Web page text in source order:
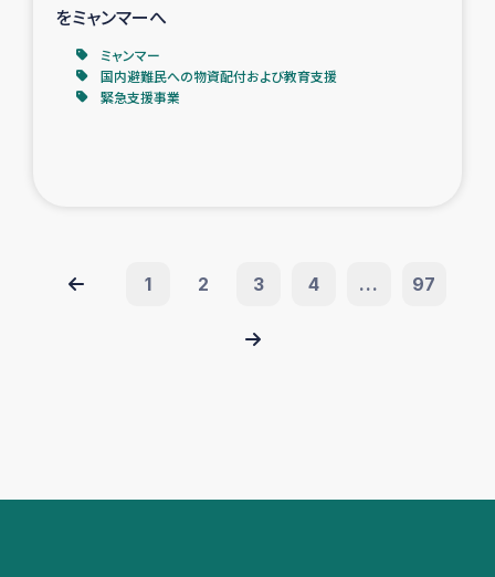
をミャンマーへ
ミャンマー
国内避難民への物資配付および教育支援
緊急支援事業
1 2 3 4 ... 97